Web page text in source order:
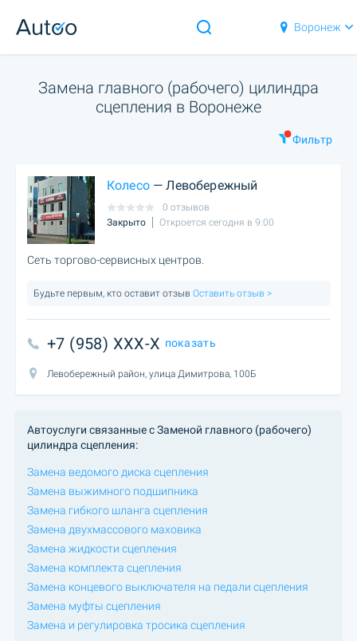
Воронеж
Замена главного (рабочего) цилиндра
сцепления в Воронеже
Фильтр
Колесо— Левобережный
0 отзывов
Закрыто
Откроется сегодня в 9:00
Сеть торгово-сервисных центров.
Будьте первым, кто оставит отзыв Оставить отзыв >
+7 (958) XXX-X показать
Левобережный район, улица Димитрова, 100Б
Автоуслуги связанные с Заменой главного (рабочего)
цилиндра сцепления:
Замена ведомого диска сцепления
Замена выжимного подшипника
Замена гибкого шланга сцепления
Замена двухмассового маховика
Замена жидкости сцепления
Замена комплекта сцепления
Замена концевого выключателя на педали сцепления
Замена муфты сцепления
Замена и регулировка тросика сцепления